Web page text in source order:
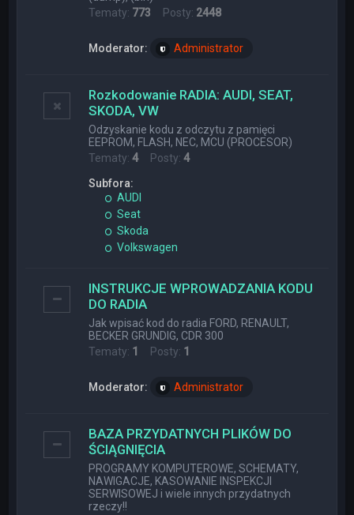
Tematy: 773 Posty: 2448
Moderator: Administrator
Rozkodowanie RADIA: AUDI, SEAT,
SKODA, VW
Odzyskanie kodu z odczytu z pamięci
EEPROM, FLASH, NEC, MCU (PROCESOR)
Tematy:4Posty:4
Subfora:
AUDI
Seat
Skoda
Volkswagen
INSTRUKCJE WPROWADZANIA KODU
DO RADIA
Jak wpisać kod do radia FORD, RENAULT,
BECKER GRUNDIG, CDR 300
Tematy: 1 Posty: 1
Moderator: Administrator
BAZA PRZYDATNYCH PLIKÓW DO
ŚCIĄGNIĘCIA
PROGRAMY KOMPUTEROWE, SCHEMATY,
NAWIGACJE, KASOWANIE INSPEKCJI
SERWISOWEJ i wiele innych przydatnych
rzeczy!!